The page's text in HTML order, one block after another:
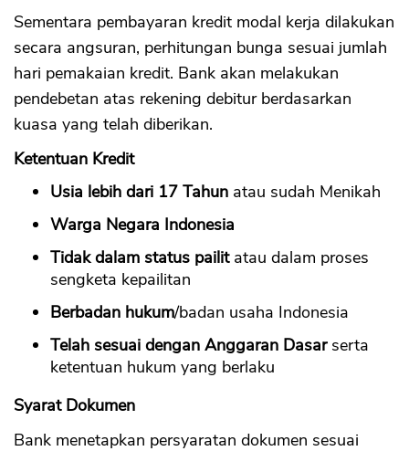
Sementara pembayaran kredit modal kerja dilakukan
secara angsuran, perhitungan bunga sesuai jumlah
hari pemakaian kredit. Bank akan melakukan
pendebetan atas rekening debitur berdasarkan
kuasa yang telah diberikan.
Ketentuan Kredit
Usia lebih dari 17 Tahun atau sudah Menikah
Warga Negara Indonesia
Tidak dalam status pailitatau dalam proses
sengketa kepailitan
Berbadan hukum/badan usaha Indonesia
Telah sesuai dengan Anggaran Dasarserta
ketentuan hukum yang berlaku
Syarat Dokumen
Bank menetapkan persyaratan dokumen sesuai